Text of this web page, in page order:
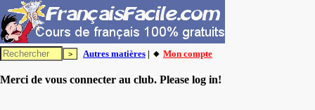
Autres matières | 🔸 Mon compte
Merci de vous connecter au club. Please log in!